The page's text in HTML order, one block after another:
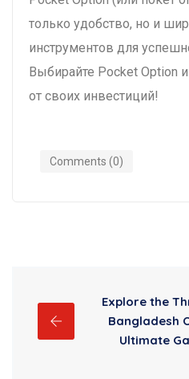
только удобство, но и
инструментов для
Выбирайте Pocket Option
от своих инвестиций!
Comments (0)
Explore the
Bangladesh
Ultimate